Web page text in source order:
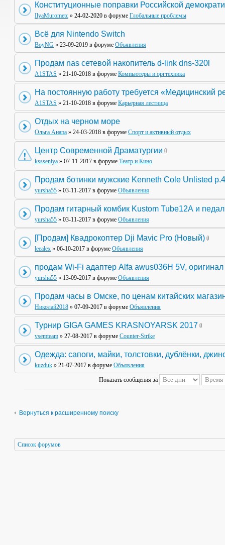
Конституционные поправки Российской
IlyaMurometc » 24-02-2020 в форуме Глобальные проблемы
Всё для Nintendo Switch
BoyNG » 23-09-2019 в форуме Объявления
Продам nas сетевой накопитель d-link dns-320l
A1STAS » 21-10-2018 в форуме Компьютеры и оргтехника
На постоянную работу требуется «Медицинский
A1STAS » 21-10-2018 в форуме Карьерная лестница
Отдых на черном море
Ольга Анапа » 24-03-2018 в форуме Спорт и активный отдых
Центр Современной Драматургии
kssseniya » 07-11-2017 в форуме Театр и Кино
Продам ботинки мужские Kenneth Cole Unlisted
yursha55 » 03-11-2017 в форуме Объявления
Продам гитарный комбик Kustom Tube12А и
yursha55 » 03-11-2017 в форуме Объявления
[Продам] Квадрокоптер Dji Mavic Pro (Новый)
leealex » 06-10-2017 в форуме Объявления
продам Wi-Fi адаптер Alfa awus036H 5V, оригинал
yursha55 » 13-09-2017 в форуме Объявления
Продам часы в Омске, по ценам китайских
Николай2018 » 07-09-2017 в форуме Объявления
Турнир GIGA GAMES KRASNOYARSK 2017
vsemteam » 27-08-2017 в форуме Counter-Strike
Одежда: сапоги, майки, толстовки, дублёнки,
kuzduk » 21-07-2017 в форуме Объявления
Показать сообщения за
Вернуться к расширенному поиску
Список форумов